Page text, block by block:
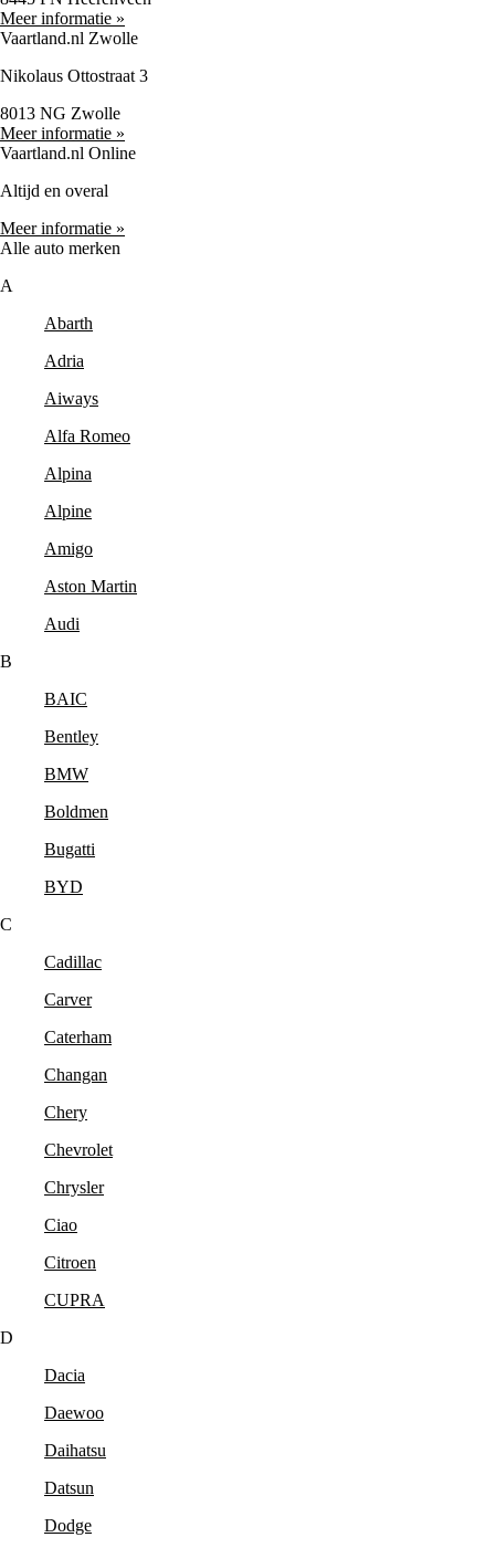
Meer informatie »
Vaartland.nl Zwolle
Nikolaus Ottostraat 3
8013 NG Zwolle
Meer informatie »
Vaartland.nl Online
Altijd en overal
Meer informatie »
Alle auto merken
A
Abarth
Adria
Aiways
Alfa Romeo
Alpina
Alpine
Amigo
Aston Martin
Audi
B
BAIC
Bentley
BMW
Boldmen
Bugatti
BYD
C
Cadillac
Carver
Caterham
Changan
Chery
Chevrolet
Chrysler
Ciao
Citroen
CUPRA
D
Dacia
Daewoo
Daihatsu
Datsun
Dodge